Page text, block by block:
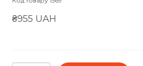
₴955 UAH